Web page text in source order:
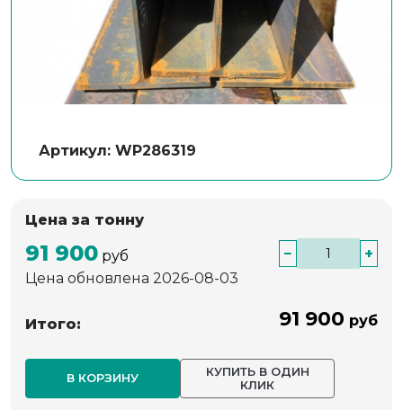
Артикул: WP286319
Цена за тонну
91 900 руб −
+
Цена обновлена 2026-08-03
Итого: 91 900 руб
В КОРЗИНУ
КУПИТЬ В ОДИН
КЛИК